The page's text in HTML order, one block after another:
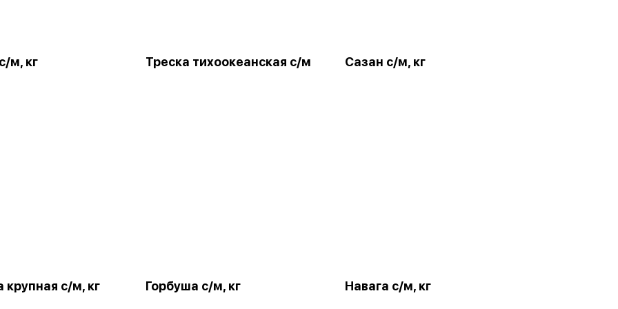
м, кг Треска тихоокеанская с/м Сазан с/м, кг
с/м, кг Горбуша с/м, кг Навага с/м, кг